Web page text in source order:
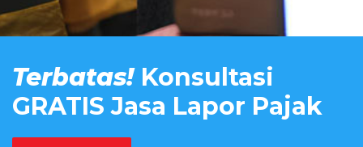
Terbatas! Konsultasi
GRATIS Jasa Lapor Pajak